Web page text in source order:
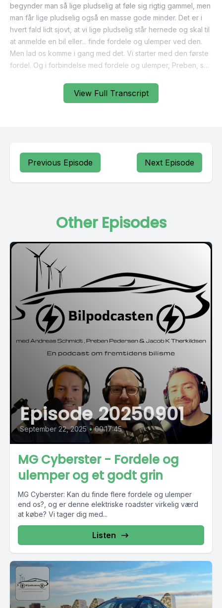
View Full Transcript
Previous Episode Next Episode
Other Episodes
Episode 20250901
September 22, 2025 • 00:17:45
MG Cyberster - Fordele og
ulemper og et godt grin
MG Cyberster: Kan du finde flere fordele og ulemper
end os?, og er denne elektriske roadster virkelig værd
at købe? Vi tager dig med...
Listen